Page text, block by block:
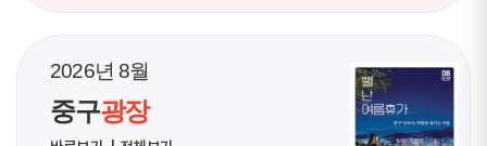
2026년 8월
중구광장